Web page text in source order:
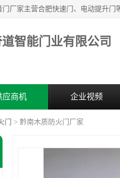
智能门业有限公司
应商机 企业视频
门 > 黔南木质防火门厂家